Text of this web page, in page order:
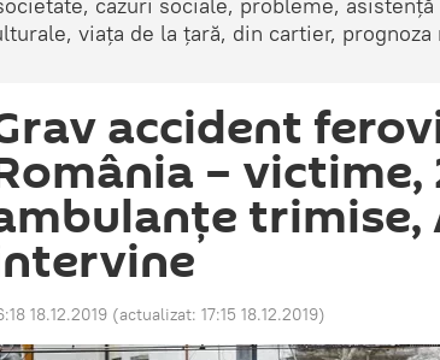
viața de la țară, din cartier, prognoza
accident
– victime,
trimise,
18.12.2019 (actualizat: 17:15 18.12.2019)